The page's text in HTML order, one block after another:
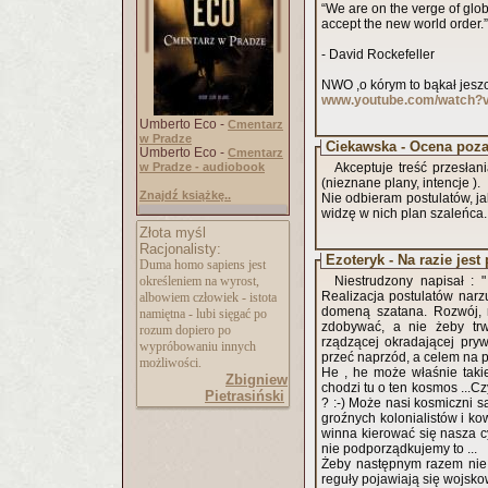
Umberto Eco - Cmentarz
w Pradze
Umberto Eco - Cmentarz
w Pradze - audiobook
Znajdź książkę..
Złota myśl
Racjonalisty:
Duma homo sapiens jest
określeniem na wyrost,
albowiem człowiek - istota
namiętna - lubi sięgać po
rozum dopiero po
wypróbowaniu innych
możliwości.
Zbigniew
Pietrasiński
“We are on the verge of
accept the new world
- David Rockefeller
NWO ,o kórym to bąkał
www.youtube.com/
Ciekawska - Ocena
Akceptuje treść
(nieznane plany, intencje ).
Nie odbieram postulatów,
widzę w nich plan
Niestrudzony napisał
Realizacja postulatów
domeną szatana.
zdobywać, a nie żeby
rządzącej okradającej
przeć naprzód, a celem na
He , he może właśnie
chodzi tu o ten kosmos
? :-) Może nasi kosmiczni
groźnych kolonialistów i
winna kierować się nasza
nie podporządkujemy to ...
Żeby następnym razem
reguły pojawiają się